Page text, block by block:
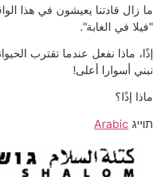
ما زال قادتنا يعيشون في هذا
"فيلا في الغابة".
إذًا، ماذا نفعل عندما تقترب
نبني أسوارا أعلى!
ماذا إذًا؟
תוייג Arabic